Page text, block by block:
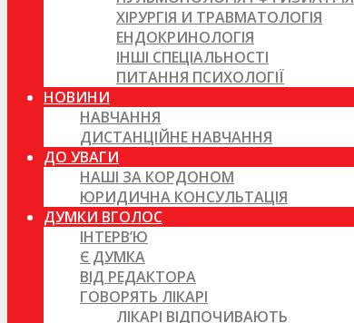
ХІРУРГІЯ И ТРАВМАТОЛОГІЯ
ЕНДОКРИНОЛОГІЯ
ІНШІ СПЕЦІАЛЬНОСТІ
ПИТАННЯ ПСИХОЛОГІЇ
НОВИНИ
НАВЧАННЯ
ДИСТАНЦІЙНЕ НАВЧАННЯ
ДО УВАГИ
НАШІ ЗА КОРДОНОМ
ЮРИДИЧНА КОНСУЛЬТАЦІЯ
ДУМКИ ВГОЛОС
ІНТЕРВ’Ю
Є ДУМКА
ВІД РЕДАКТОРА
ГОВОРЯТЬ ЛІКАРІ
ЛІКАРІ ВІДПОЧИВАЮТЬ